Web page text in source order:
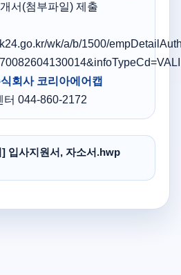
서(첨부파일) 제출
wk/a/b/1500/
회사 코리아에어캡
터 044-860-2172
입사지원서, 자소서.hwp